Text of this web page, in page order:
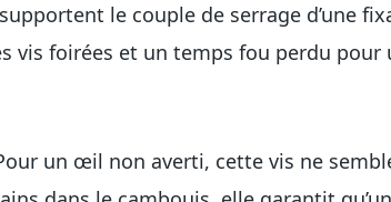
le couple de serrage d’une
vis foirées et un temps fou perdu pour
un œil non averti, cette vis ne